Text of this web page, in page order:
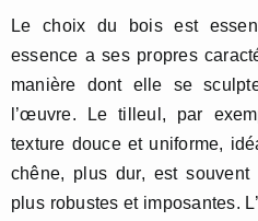
Le choix du bois est
essence a ses propres
manière dont elle se
l’œuvre. Le tilleul, par
texture douce et uniforme,
chêne, plus dur, est
plus robustes et imposantes.